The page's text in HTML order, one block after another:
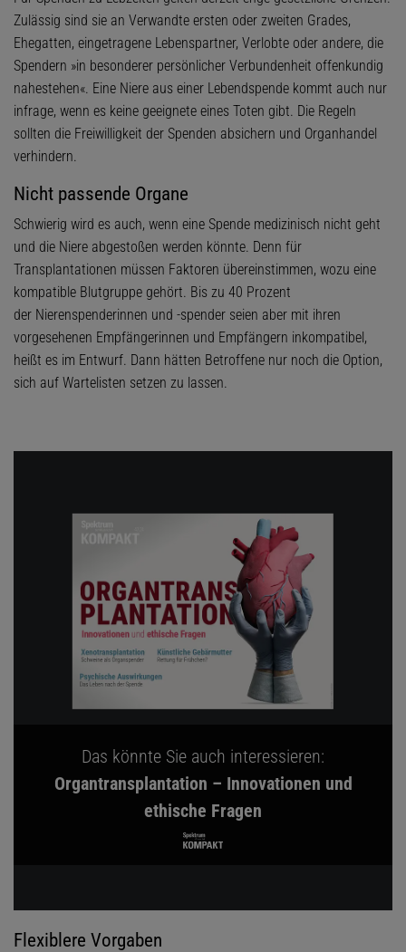
Zulässig sind sie an Verwandte ersten oder zweiten Grades,
Ehegatten, eingetragene Lebenspartner, Verlobte oder andere, die
Spendern »in besonderer persönlicher Verbundenheit offenkundig
nahestehen«. Eine Niere aus einer Lebendspende kommt auch nur
infrage, wenn es keine geeignete eines Toten gibt. Die Regeln
sollten die Freiwilligkeit der Spenden absichern und Organhandel
verhindern.
Nicht passende Organe
Schwierig wird es auch, wenn eine Spende medizinisch nicht geht
und die Niere abgestoßen werden könnte. Denn für
Transplantationen müssen Faktoren übereinstimmen, wozu eine
kompatible Blutgruppe gehört. Bis zu 40 Prozent
der Nierenspenderinnen und -spender seien aber mit ihren
vorgesehenen Empfängerinnen und Empfängern inkompatibel,
heißt es im Entwurf. Dann hätten Betroffene nur noch die Option,
sich auf Wartelisten setzen zu lassen.
Das könnte Sie auch interessieren:
Organtransplantation – Innovationen und
ethische Fragen
Flexiblere Vorgaben